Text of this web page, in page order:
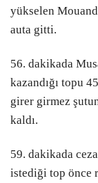
yükselen
auta gitti.
56. dakikada
kazandığı topu
girer girmez
kaldı.
59. dakikada
istediği top önce